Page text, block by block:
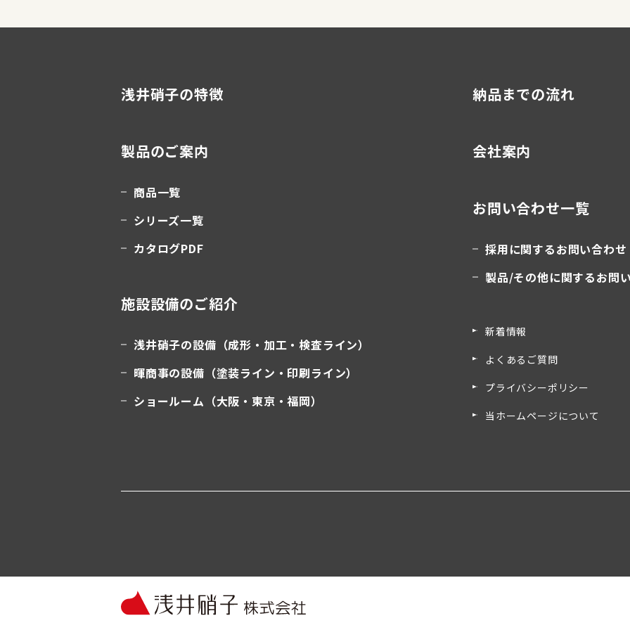
浅井硝子の特徴
製品のご案内
商品一覧
シリーズ一覧
カタログPDF
施設設備のご紹介
浅井硝子の設備（成形・加工・検査ライン）
暉商事の設備（塗装ライン・印刷ライン）
ショールーム（大阪・東京・福岡）
納品までの流れ
会社案内
お問い合わせ一覧
採用に関するお問い合わせ
製品/その他に関するお問
新着情報
よくあるご質問
プライバシーポリシー
当ホームページについて